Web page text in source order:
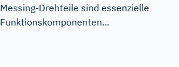
Messing-Drehteile sind essenzielle
Funktionskomponenten...